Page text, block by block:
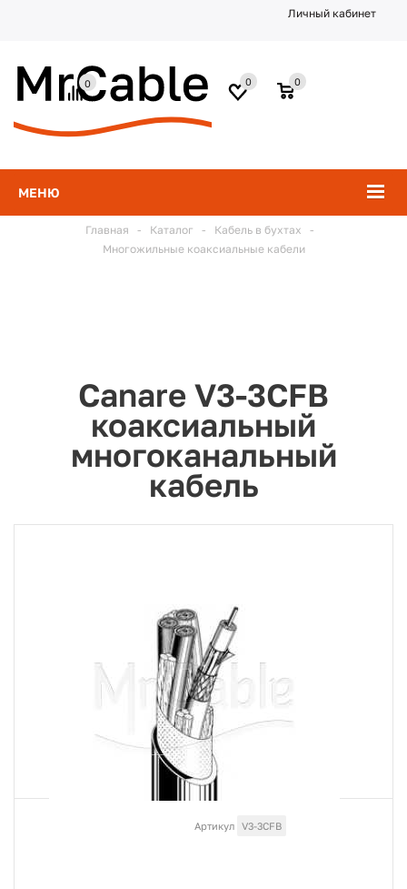
Личный кабинет
МЕНЮ
0
0
0
Главная - Каталог - Кабель в бухтах
-
Многожильные коаксиальные кабели
Canare V3-3CFB
коаксиальный
многоканальный
кабель
Артикул V3-3CFB